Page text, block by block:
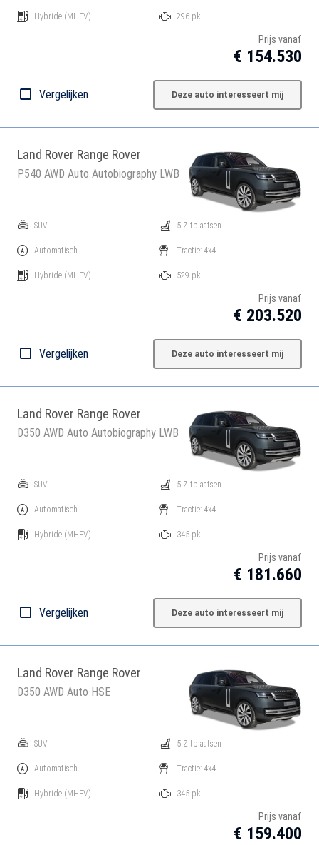
Hybride (MHEV) 296 pk
Prijs vanaf
€ 154.530
Vergelijken Deze auto interesseert mij
Land Rover Range Rover
P540 AWD Auto Autobiography LWB
SUV
Automatisch
Hybride (MHEV)
5 Zitplaatsen
Tractie: 4x4
529 pk
Prijs vanaf
€ 203.520
Vergelijken Deze auto interesseert mij
Land Rover Range Rover
D350 AWD Auto Autobiography LWB
SUV
Automatisch
Hybride (MHEV)
5 Zitplaatsen
Tractie: 4x4
345 pk
Prijs vanaf
€ 181.660
Vergelijken Deze auto interesseert mij
Land Rover Range Rover
D350 AWD Auto HSE
SUV
Automatisch
Hybride (MHEV)
5 Zitplaatsen
Tractie: 4x4
345 pk
Prijs vanaf
€ 159.400